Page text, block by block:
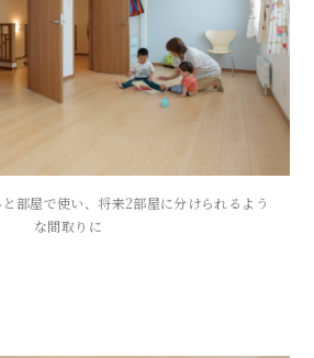
部屋で使い、将来2部屋に分けられるよう
な間取りに